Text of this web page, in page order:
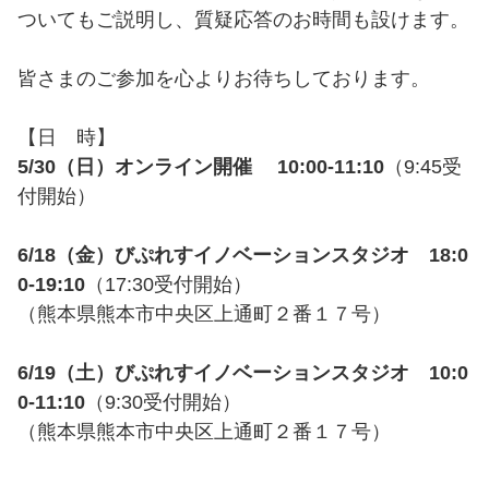
ついてもご説明し、質疑応答のお時間も設けます。
皆さまのご参加を心よりお待ちしております。
【日 時】
5/30（日）オンライン開催 10:00-11:10 （9:45受
付開始）
6/18（金）びぷれすイノベーションスタジオ 18:0
0-19:10 （17:30受付開始）
（熊本県熊本市中央区上通町２番１７号）
6/19（土）びぷれすイノベーションスタジオ 10:0
0-11:10 （9:30受付開始）
（熊本県熊本市中央区上通町２番１７号）